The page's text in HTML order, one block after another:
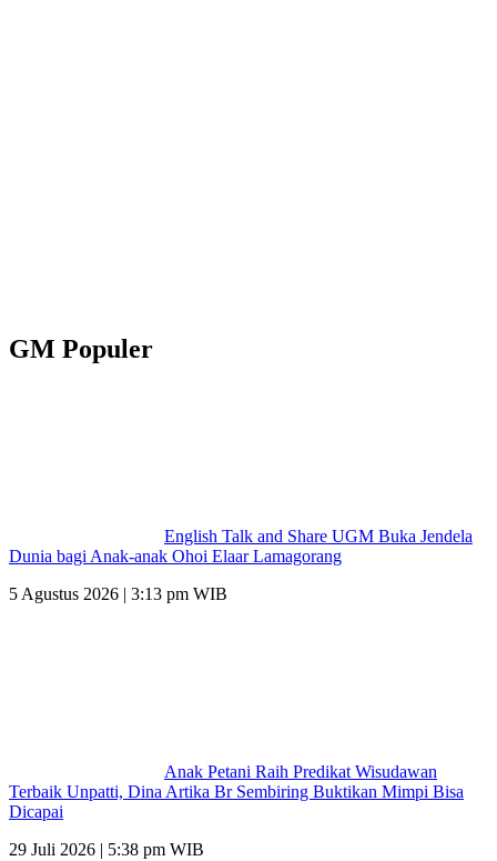
GM Populer
English Talk and Share UGM Buka Jendela
Dunia bagi Anak-anak Ohoi Elaar Lamagorang
5 Agustus 2026 | 3:13 pm WIB
Anak Petani Raih Predikat Wisudawan
Terbaik Unpatti, Dina Artika Br Sembiring Buktikan Mimpi Bisa
Dicapai
29 Juli 2026 | 5:38 pm WIB